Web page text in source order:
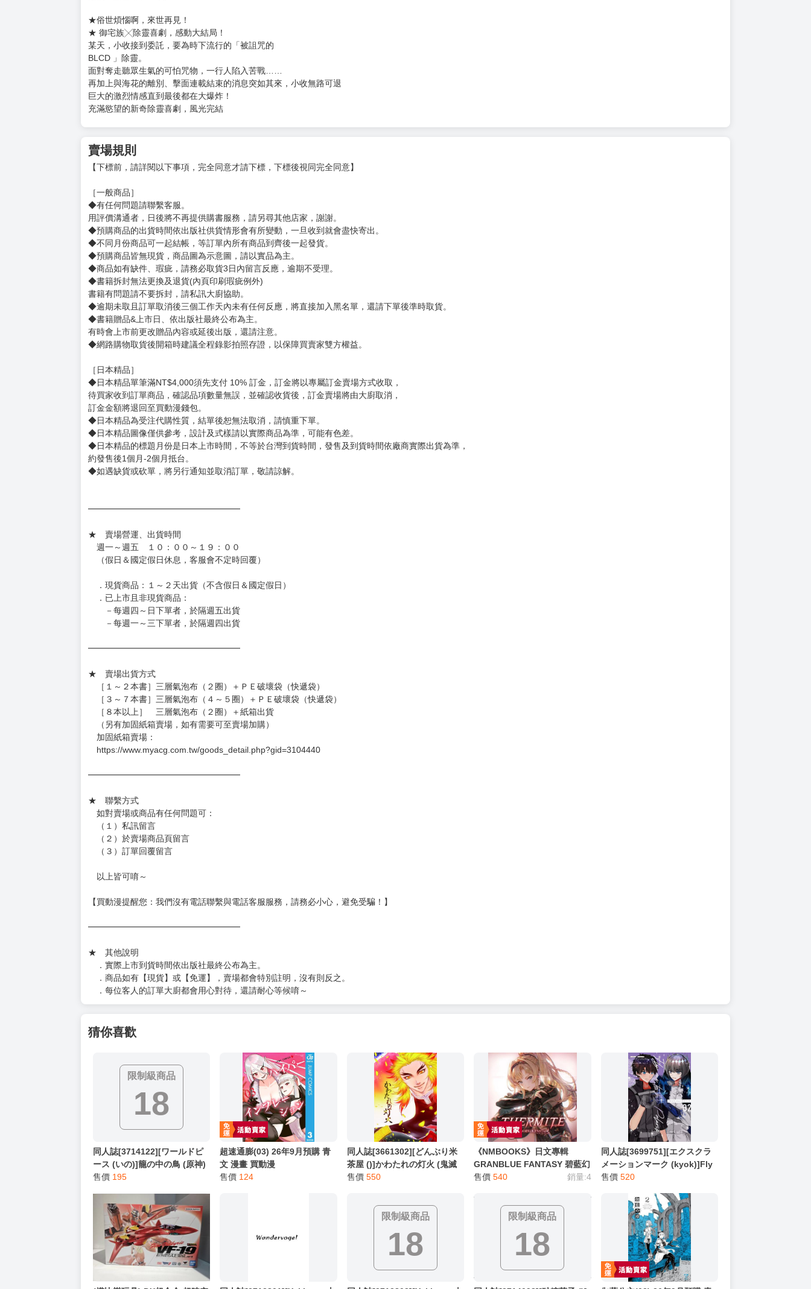
★俗世煩惱啊，來世再見！
★ 御宅族╳除靈喜劇，感動大結局！
某天，小收接到委託，要為時下流行的「被詛咒的
BLCD 」除靈。
面對奪走聽眾生氣的可怕咒物，一行人陷入苦戰……
再加上與海花的離別、擊面連載結束的消息突如其來，小收無路可退
巨大的激烈情感直到最後都在大爆炸！
充滿慾望的新奇除靈喜劇，風光完結
賣場規則
【下標前，請詳閱以下事項，完全同意才請下標，下標後視同完全同意】
［一般商品］
◆有任何問題請聯繫客服。
用評價溝通者，日後將不再提供購書服務，請另尋其他店家，謝謝。
◆預購商品的出貨時間依出版社供貨情形會有所變動，一旦收到就會盡快寄出。
◆不同月份商品可一起結帳，等訂單內所有商品到齊後一起發貨。
◆預購商品皆無現貨，商品圖為示意圖，請以實品為主。
◆商品如有缺件、瑕疵，請務必取貨3日內留言反應，逾期不受理。
◆書籍拆封無法更換及退貨(內頁印刷瑕疵例外)
書籍有問題請不要拆封，請私訊大廚協助。
◆逾期未取且訂單取消後三個工作天內未有任何反應，將直接加入黑名單，還請下單後準時取貨。
◆書籍贈品&上市日、依出版社最終公布為主。
有時會上市前更改贈品內容或延後出版，還請注意。
◆網路購物取貨後開箱時建議全程錄影拍照存證，以保障買賣家雙方權益。
［日本精品］
◆日本精品單筆滿NT$4,000須先支付 10% 訂金，訂金將以專屬訂金賣場方式收取，
待買家收到訂單商品，確認品項數量無誤，並確認收貨後，訂金賣場將由大廚取消，
訂金金額將退回至買動漫錢包。
◆日本精品為受注代購性質，結單後恕無法取消，請慎重下單。
◆日本精品圖像僅供參考，設計及式樣請以實際商品為準，可能有色差。
◆日本精品的標題月份是日本上市時間，不等於台灣到貨時間，發售及到貨時間依廠商實際出貨為準，
約發售後1個月-2個月抵台。
◆如遇缺貨或砍單，將另行通知並取消訂單，敬請諒解。
━━━━━━━━━━━━━━━━━━
★ 賣場營運、出貨時間
週一～週五 １０：００～１９：００
（假日＆國定假日休息，客服會不定時回覆）
．現貨商品：１～２天出貨（不含假日＆國定假日）
．已上市且非現貨商品：
－每週四～日下單者，於隔週五出貨
－每週一～三下單者，於隔週四出貨
━━━━━━━━━━━━━━━━━━
★ 賣場出貨方式
［１～２本書］三層氣泡布（２圈）＋ＰＥ破壞袋（快遞袋）
［３～７本書］三層氣泡布（４～５圈）＋ＰＥ破壞袋（快遞袋）
［８本以上］ 三層氣泡布（２圈）＋紙箱出貨
（另有加固紙箱賣場，如有需要可至賣場加購）
加固紙箱賣場：
https://www.myacg.com.tw/goods_detail.php?gid=3104440
━━━━━━━━━━━━━━━━━━
★ 聯繫方式
如對賣場或商品有任何問題可：
（１）私訊留言
（２）於賣場商品頁留言
（３）訂單回覆留言
以上皆可唷～
【買動漫提醒您：我們沒有電話聯繫與電話客服服務，請務必小心，避免受騙！】
━━━━━━━━━━━━━━━━━━
★ 其他說明
．實際上市到貨時間依出版社最終公布為主。
．商品如有【現貨】或【免運】，賣場都會特別註明，沒有則反之。
．每位客人的訂單大廚都會用心對待，還請耐心等候唷～
猜你喜歡
限制級商品
18
同人誌[3714122][ワールドピ
ース (いの)]籠の中の鳥 (原神)
售價 195
超速通膨(03) 26年9月預購 青
文 漫畫 買動漫
售價 124
同人誌[3661302][どんぶり米
茶屋 ()]かわたれの灯火 (鬼滅
之刃)
售價 550
《NMBOOKS》日文專輯
GRANBLUE FANTASY 碧藍幻
想 第39彈 角色歌
售價 540 銷量:4
同人誌[3699751][エクスクラ
メーションマーク (kyok)]Fly
me to the Polaris02
售價 520
限制級商品
18
限制級商品
18